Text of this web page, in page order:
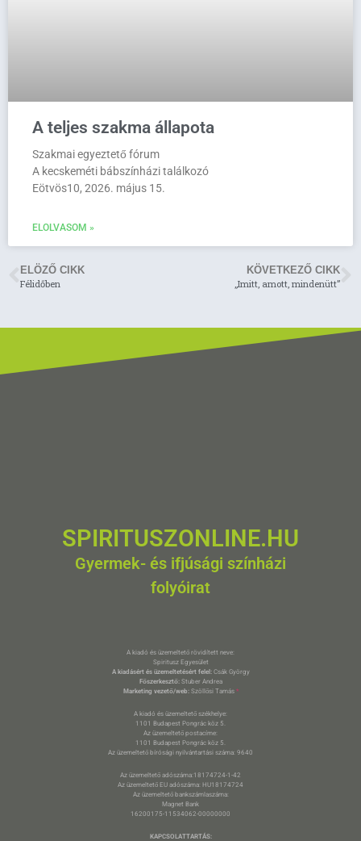
A teljes szakma állapota
Szakmai egyeztető fórum
A kecskeméti bábszínházi találkozó
Eötvös10, 2026. május 15.
ELOLVASOM »
ELÖZŐ CIKK
Félidőben
KÖVETKEZŐ CIKK
„Imitt, amott, mindenütt”
SPIRITUSZONLINE.HU
Gyermek- és ifjúsági színházi
folyóirat
A kiadó és üzemeltető rövidített neve:
Spiritusz Egyesület
A kiadásért és üzemeltetésért felel:Csák György
Főszerkesztő:Stuber Andrea
Marketing vezető/web:Szöllősi Tamás *
A kiadó és üzemeltető székhelye:
1101 Budapest Pongrác köz 5.
Az üzemeltető postacíme:
1101 Budapest Pongrác köz 5.
Az üzemeltető bírósági nyilvántartási száma: 9640
Az üzemeltető adószáma:18174724-1-42
Az üzemeltető EU adószáma: HU18174724
Az üzemeltető bankszámlaszáma:
Magnet Bank
16200175-11534062-00000000
KAPCSOLATTARTÁS: